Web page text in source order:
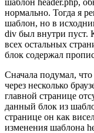
нормально. Тогда я
шаблон, но в
div был внутри пуст.
всех остальных
блок содержал
Сначала подумал,
через несколько
главной странице
данный блок из
странице он как
изменения шаблона